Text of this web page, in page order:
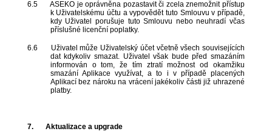
6.5
ASEKO je oprávněna pozastavit či zcela znemožnit přístup
k Uživatelskému účtu a vypovědět tuto Smlouvu v případě,
kdy Uživatel porušuje tuto Smlouvu nebo neuhradí včas
příslušné licenční poplatky.
6.6
Uživatel může Uživatelský účet včetně všech souvisejících
dat kdykoliv smazat. Uživatel však bude před smazáním
informován o tom, že tím ztratí možnost od okamžiku
smazání Aplikace využívat, a to i v případě placených
Aplikací bez nároku na vrácení jakékoliv části již uhrazené
platby.
7. Aktualizace a upgrade